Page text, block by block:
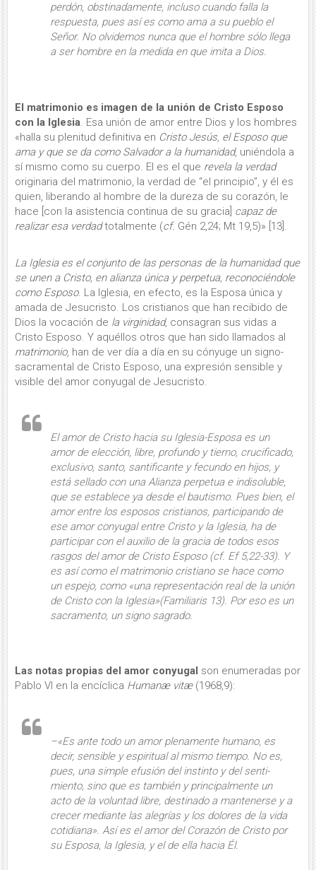
perdón, obstinadamente, incluso cuando falla la
respuesta, pues así es como ama a su pueblo el
Señor. No olvidemos nunca que el hombre sólo llega
a ser hombre en la medida en que imita a Dios.
El matrimonio es imagen de la unión de Cristo Esposo
con la Iglesia . Esa unión de amor entre Dios y los hombres
«halla su plenitud definitiva en Cristo Jesús, el Esposo que
ama y que se da como Salvador a la humanidad, uniéndola a
sí mismo como su cuerpo. El es el que revela la verdad
originaria del matrimonio, la verdad de “el principio”, y él es
quien, liberando al hombre de la dureza de su corazón, le
hace [con la asistencia continua de su gracia] capaz de
realizar esa verdadtotalmente (cf. Gén 2,24; Mt 19,5)» [13].
La Iglesia es el conjunto de las personas de la humanidad que
se unen a Cristo, en alianza única y perpetua, reconociéndole
como Esposo. La Iglesia, en efecto, es la Esposa única y
amada de Jesucristo. Los cristianos que han recibido de
Dios la vocación de la virginidad, consagran sus vidas a
Cristo Esposo. Y aquéllos otros que han sido llamados al
matrimonio, han de ver día a día en su cónyuge un signo-
sacramental de Cristo Esposo, una expresión sensible y
visible del amor conyugal de Jesucristo.
El amor de Cristo hacia su Iglesia-Esposa es un
amor de elección, libre, profundo y tierno, cru­cificado,
exclusivo, santo, santificante y fecundo en hijos, y
está sellado con una Alianza perpetua e indisoluble,
que se establece ya desde el bautismo. Pues bien, el
amor entre los esposos cristianos, participando de
ese amor conyugal entre Cristo y la Iglesia, ha de
participar con el auxilio de la gracia de todos esos
rasgos del amor de Cristo Esposo (cf. Ef 5,22-33). Y
es así como el matrimonio cristiano se hace como
un espejo, como «una representa­ciónreal de la unión
de Cristo con la Iglesia»(Familiaris13). Por eso es un
sacramento, un signo sagrado.
Las notas propias del amor con­yugal son enumeradas por
Pablo VI en la encíclica Humanæ vitæ(1968,9):
–«Es ante todo un amor plenamente humano, es
decir, sensible y espiritualal mismo tiempo. No es,
pues, una simple efusión del instinto y del senti­
miento, sino que es también y princi­palmente un
acto de la voluntad libre, destinado a mantenerse y a
crecer me­diante las alegrías y los dolores de la vida
cotidiana». Así es el amor del Co­razón de Cristo por
su Esposa, la Igle­sia, y el de ella hacia Él.